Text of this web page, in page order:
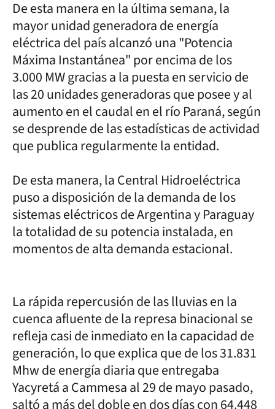
De esta manera en la última semana, la
mayor unidad generadora de energía
eléctrica del país alcanzó una "Potencia
Máxima Instantánea" por encima de los
3.000 MW gracias a la puesta en servicio de
las 20 unidades generadoras que posee y al
aumento en el caudal en el río Paraná, según
se desprende de las estadísticas de actividad
que publica regularmente la entidad.
De esta manera, la Central Hidroeléctrica
puso a disposición de la demanda de los
sistemas eléctricos de Argentina y Paraguay
la totalidad de su potencia instalada, en
momentos de alta demanda estacional.
La rápida repercusión de las lluvias en la
cuenca afluente de la represa binacional se
refleja casi de inmediato en la capacidad de
generación, lo que explica que de los 31.831
Mhw de energía diaria que entregaba
Yacyretá a Cammesa al 29 de mayo pasado,
saltó a más del doble en dos días con 64.448